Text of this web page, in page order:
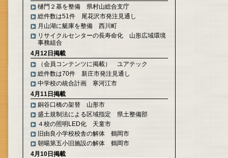
樋門２基を整備 県村山総合支庁
総件数は51件 尾花沢市発注見通し
月山湖に艇庫を整備 西川町
リサイクルセンターの長寿命化 山形広域環境
事務組合
4月12日掲載
（会員コンテンツに掲載） ユアテック
総件数は70件 新庄市発注見通し
中学校の統合計画 寒河江市
4月11日掲載
銅谷口橋の架替 山形市
盛土規制法による区域指定 県土整備部
４校の照明LED化 天童市
旧由良小学校校舎の解体 鶴岡市
朝暘第五小旧施設の解体 鶴岡市
4月10日掲載